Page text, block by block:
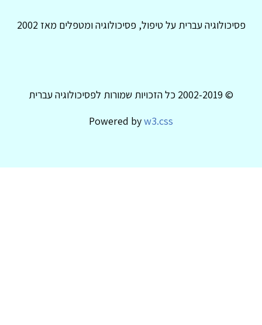
פסיכולוגיה עברית על טיפול, פסיכולוגיה ומטפלים מאז 2002
© 2002-2019 כל הזכויות שמורות לפסיכולוגיה עברית
Powered byw3.css